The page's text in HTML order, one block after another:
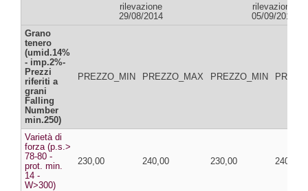
rilevazione
29/08/2014
rilevazione
05/09/2014
Grano
tenero
(umid.14%
- imp.2%-
Prezzi
riferiti a
grani
Falling
Number
min.250)
PREZZO_MIN PREZZO_MAX PREZZO_MIN
Varietà di
forza (p.s.>
78-80 -
prot. min.
14 -
W>300)
230,00 240,00 230,00 240,00